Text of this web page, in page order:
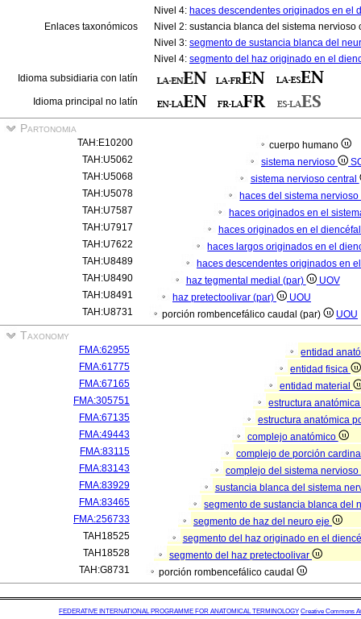
Nivel 4: haces descendentes originados en el
Enlaces taxonómicos
Nivel 2: sustancia blanca del sistema nervioso
Nivel 3: segmento de sustancia blanca del
Nivel 4: segmento del haz originado en el
Idioma subsidiaria con latín
Idioma principal no latín
Partonomia
TAH:E10200
cuerpo humano
TAH:U5062
sistema nervioso
TAH:U5068
sistema nervioso central
TAH:U5078
haces del sistema
TAH:U7587
haces originados en el
TAH:U7917
haces originados en el
TAH:U7622
haces largos originados en el
TAH:U8489
haces descendentes originados en
TAH:U8490
haz tegmental medial (par)
UOV
TAH:U8491
haz pretectoolivar (par)
UOU
TAH:U8731
porción rombencefálico caudal (par) UOU
Taxonomy
FMA:62955
entidad
FMA:61775
entidad fisica
FMA:67165
entidad material
FMA:305751
estructura
FMA:67135
estructura anatómica
FMA:49443
complejo anatómico
FMA:83115
complejo de porción
FMA:83143
complejo del sistema
FMA:83929
sustancia blanca del sistema
FMA:83465
segmento de sustancia blanca del
FMA:256733
segmento de haz del neuro eje
TAH18525
segmento del haz originado en el
TAH18528
segmento del haz pretectoolivar
TAH:G8731
porción rombencefálico caudal
FEDERATIVE INTERNATIONAL PROGRAMME FOR ANATOMICAL TERMINOLOGY Creative Commons